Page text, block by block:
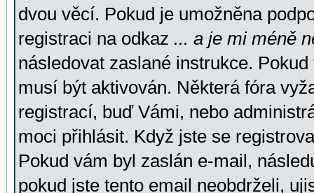
dvou věcí. Pokud je umožněna
registraci na odkaz ... a je mi méně
následovat zaslané instrukce.
musí být aktivován. Některá fóra
registrací, buď Vámi, nebo
moci přihlásit. Když jste se
Pokud vám byl zaslán e-mail,
pokud jste tento email neobdrželi,